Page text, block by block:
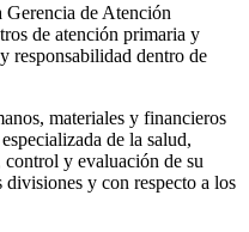
Gerencia de Atención
de atención primaria y
responsabilidad dentro de
materiales y financieros
de la salud,
y evaluación de su
y con respecto a los